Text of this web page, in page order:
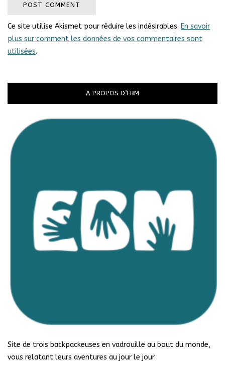
Ce site utilise Akismet pour réduire les indésirables. En savoir
plus sur comment les données de vos commentaires sont
utilisées.
A PROPOS D’EBM
Site de trois backpackeuses en vadrouille au bout du monde,
vous relatant leurs aventures au jour le jour.